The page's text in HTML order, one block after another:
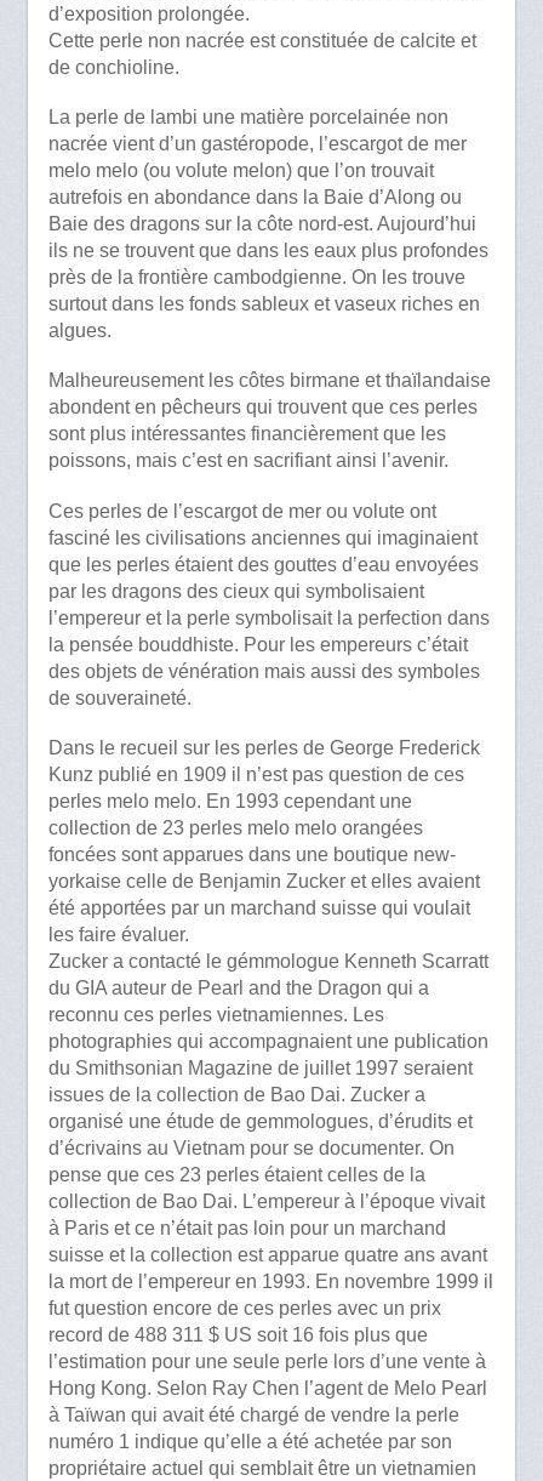
d’exposition prolongée.
Cette perle non nacrée est constituée de calcite et
de conchioline.
La perle de lambi une matière porcelainée non
nacrée vient d’un gastéropode, l’escargot de mer
melo melo (ou volute melon) que l’on trouvait
autrefois en abondance dans la Baie d’Along ou
Baie des dragons sur la côte nord-est. Aujourd’hui
ils ne se trouvent que dans les eaux plus profondes
près de la frontière cambodgienne. On les trouve
surtout dans les fonds sableux et vaseux riches en
algues.
Malheureusement les côtes birmane et thaïlandaise
abondent en pêcheurs qui trouvent que ces perles
sont plus intéressantes financièrement que les
poissons, mais c’est en sacrifiant ainsi l’avenir.
Ces perles de l’escargot de mer ou volute ont
fasciné les civilisations anciennes qui imaginaient
que les perles étaient des gouttes d’eau envoyées
par les dragons des cieux qui symbolisaient
l’empereur et la perle symbolisait la perfection dans
la pensée bouddhiste. Pour les empereurs c’était
des objets de vénération mais aussi des symboles
de souveraineté.
Dans le recueil sur les perles de George Frederick
Kunz publié en 1909 il n’est pas question de ces
perles melo melo. En 1993 cependant une
collection de 23 perles melo melo orangées
foncées sont apparues dans une boutique new-
yorkaise celle de Benjamin Zucker et elles avaient
été apportées par un marchand suisse qui voulait
les faire évaluer.
Zucker a contacté le gémmologue Kenneth Scarratt
du GIA auteur de Pearl and the Dragon qui a
reconnu ces perles vietnamiennes. Les
photographies qui accompagnaient une publication
du Smithsonian Magazine de juillet 1997 seraient
issues de la collection de Bao Dai. Zucker a
organisé une étude de gemmologues, d’érudits et
d’écrivains au Vietnam pour se documenter. On
pense que ces 23 perles étaient celles de la
collection de Bao Dai. L’empereur à l’époque vivait
à Paris et ce n’était pas loin pour un marchand
suisse et la collection est apparue quatre ans avant
la mort de l’empereur en 1993. En novembre 1999 il
fut question encore de ces perles avec un prix
record de 488 311 $ US soit 16 fois plus que
l’estimation pour une seule perle lors d’une vente à
Hong Kong. Selon Ray Chen l’agent de Melo Pearl
à Taïwan qui avait été chargé de vendre la perle
numéro 1 indique qu’elle a été achetée par son
propriétaire actuel qui semblait être un vietnamien